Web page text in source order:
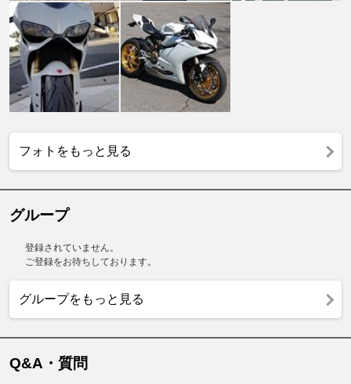
フォトをもっと見る
グループ
登録されていません。
ご登録をお待ちしております。
グループをもっと見る
Q&A・質問